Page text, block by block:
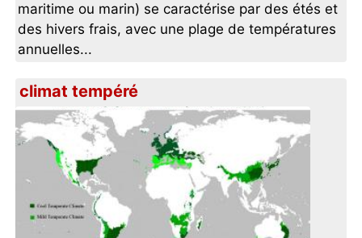
maritime ou marin) se caractérise par des étés et
des hivers frais, avec une plage de températures
annuelles...
climat tempéré